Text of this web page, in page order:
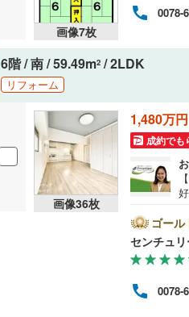
画像7枚
0078-
6階 / 南 / 59.49m2 / 2LDK
リフォーム
画像36枚
1,480万円
成約でも
ゴー
センチュ
0078-
共用施設
床暖房
間取り、
バリ
LD
リビ